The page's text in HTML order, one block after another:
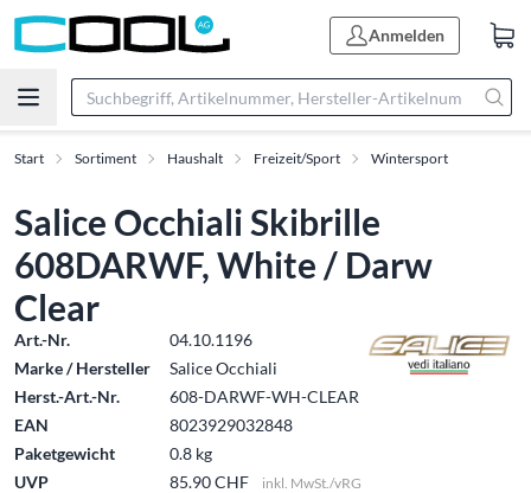
Anmelden
Start Sortiment Haushalt Freizeit/Sport Wintersport
Salice Occhiali Skibrille
608DARWF, White / Darw
Clear
Art.-Nr.
04.10.1196
Marke / Hersteller
Salice Occhiali
Herst.-Art.-Nr.
608-DARWF-WH-CLEAR
EAN
8023929032848
Paketgewicht
0.8 kg
UVP
85.90 CHF inkl. MwSt./vRG